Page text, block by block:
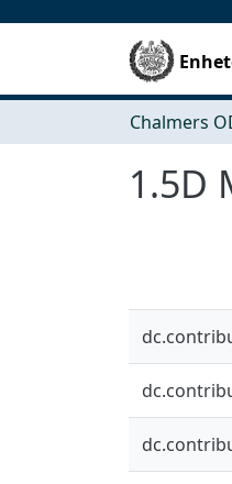
Chalmers
1.5D